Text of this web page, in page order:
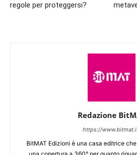
regole per proteggersi?
Redazione
https://
BitMAT Edizioni è una casa editrice